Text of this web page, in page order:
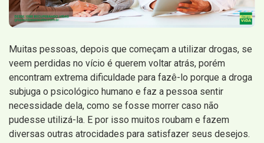
Muitas pessoas, depois que começam a utilizar drogas, se
veem perdidas no vício é querem voltar atrás, porém
encontram extrema dificuldade para fazê-lo porque a droga
subjuga o psicológico humano e faz a pessoa sentir
necessidade dela, como se fosse morrer caso não
pudesse utilizá-la. E por isso muitos roubam e fazem
diversas outras atrocidades para satisfazer seus desejos.